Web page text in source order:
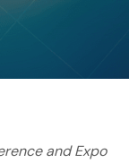
and Expo